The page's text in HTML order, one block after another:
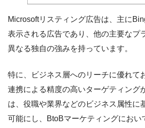
Microsoftリスティング広告は、主に
表示される広告であり、他の主要なプ
異なる独自の強みを持っています。
特に、ビジネス層へのリーチに優れて
連携による精度の高いターゲティング
は、役職や業界などのビジネス属性に
可能にし、BtoBマーケティングにおい